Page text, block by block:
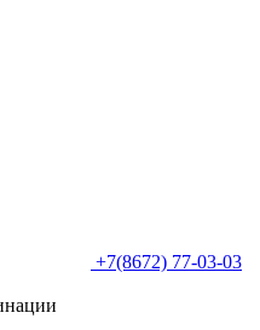
+7(8672) 77-03-03